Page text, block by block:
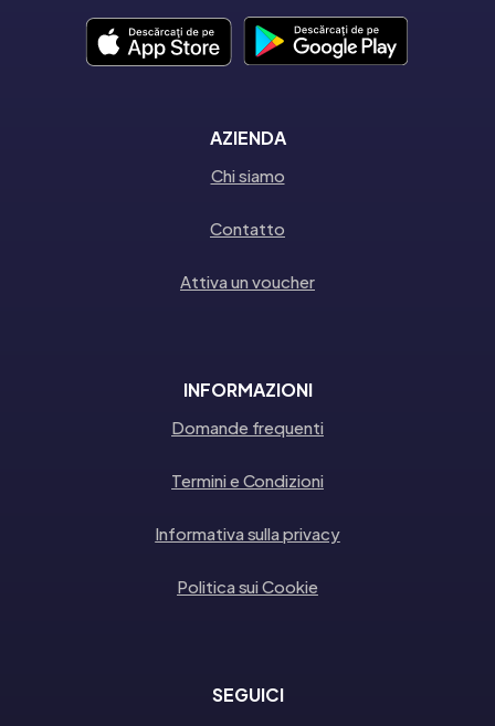
AZIENDA
Chi siamo
Contatto
Attiva un voucher
INFORMAZIONI
Domande frequenti
Termini e Condizioni
Informativa sulla privacy
Politica sui Cookie
SEGUICI